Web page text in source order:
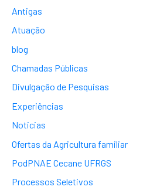
Antigas
Atuação
blog
Chamadas Públicas
Divulgação de Pesquisas
Experiências
Noticias
Ofertas da Agricultura familiar
PodPNAE Cecane UFRGS
Processos Seletivos